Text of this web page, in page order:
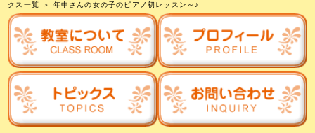
クス一覧 ＞ 年中さんの女の子のピアノ初レッスン～♪